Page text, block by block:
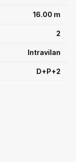
#0Comision
16.00 m
2
Intravilan
D+P+2